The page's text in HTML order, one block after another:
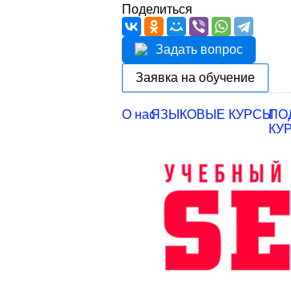
Поделиться
Задать вопрос
Заявка на обучение
О насЯЗЫКОВЫЕ КУРСЫ